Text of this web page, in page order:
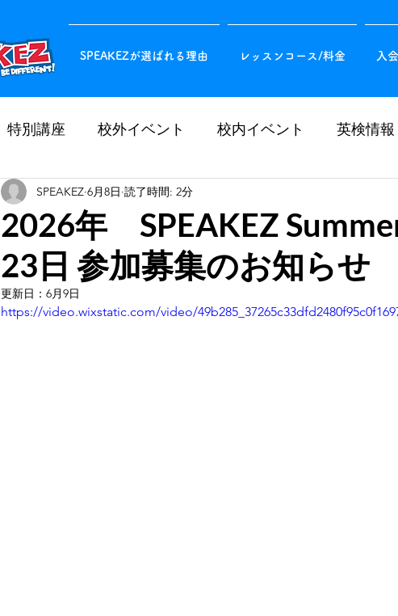
SPEAKEZが選ばれる理由 レッスンコース/料金 入
特別講座 校外イベント 校内イベント 英検情報
2026年 SPEAKEZ
23日 参加募集のお知らせ
SPEAKEZ 6月8日 読了時間: 2分
更新日： 6月9日
https://video.wixstatic.com/video/